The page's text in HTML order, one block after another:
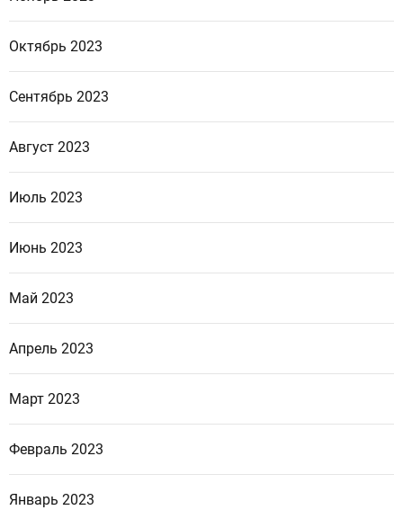
Октябрь 2023
Сентябрь 2023
Август 2023
Июль 2023
Июнь 2023
Май 2023
Апрель 2023
Март 2023
Февраль 2023
Январь 2023